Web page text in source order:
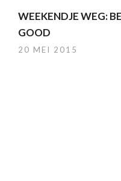
WEEKENDJE WEG:
GOOD
20 MEI 2015